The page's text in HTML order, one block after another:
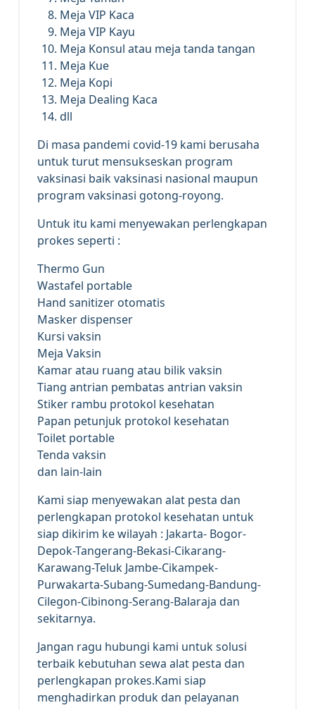
Meja VIP Kaca
Meja VIP Kayu
Meja Konsul atau meja tanda tangan
Meja Kue
Meja Kopi
Meja Dealing Kaca
dll
Di masa pandemi covid-19 kami berusaha
untuk turut mensukseskan program
vaksinasi baik vaksinasi nasional maupun
program vaksinasi gotong-royong.
Untuk itu kami menyewakan perlengkapan
prokes seperti :
Thermo Gun
Wastafel portable
Hand sanitizer otomatis
Masker dispenser
Kursi vaksin
Meja Vaksin
Kamar atau ruang atau bilik vaksin
Tiang antrian pembatas antrian vaksin
Stiker rambu protokol kesehatan
Papan petunjuk protokol kesehatan
Toilet portable
Tenda vaksin
dan lain-lain
Kami siap menyewakan alat pesta dan
perlengkapan protokol kesehatan untuk
siap dikirim ke wilayah : Jakarta- Bogor-
Depok-Tangerang-Bekasi-Cikarang-
Karawang-Teluk Jambe-Cikampek-
Purwakarta-Subang-Sumedang-Bandung-
Cilegon-Cibinong-Serang-Balaraja dan
sekitarnya.
Jangan ragu hubungi kami untuk solusi
terbaik kebutuhan sewa alat pesta dan
perlengkapan prokes.Kami siap
menghadirkan produk dan pelayanan